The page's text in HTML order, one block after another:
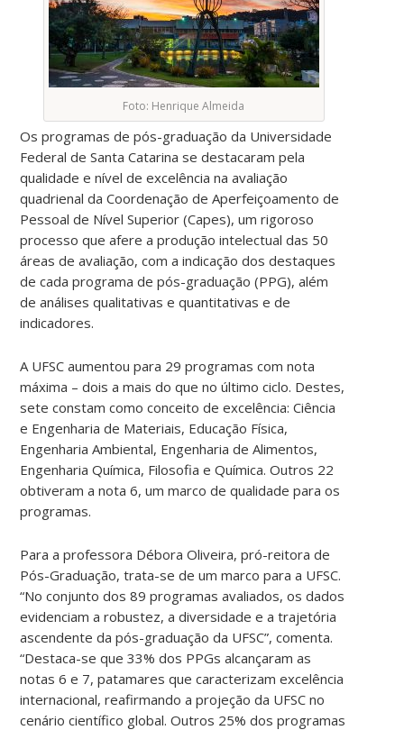
Foto: Henrique Almeida
Os programas de pós-graduação da Universidade
Federal de Santa Catarina se destacaram pela
qualidade e nível de excelência na avaliação
quadrienal da Coordenação de Aperfeiçoamento de
Pessoal de Nível Superior (Capes), um rigoroso
processo que afere a produção intelectual das 50
áreas de avaliação, com a indicação dos destaques
de cada programa de pós-graduação (PPG), além
de análises qualitativas e quantitativas e de
indicadores.
A UFSC aumentou para 29 programas com nota
máxima – dois a mais do que no último ciclo. Destes,
sete constam como conceito de excelência: Ciência
e Engenharia de Materiais, Educação Física,
Engenharia Ambiental, Engenharia de Alimentos,
Engenharia Química, Filosofia e Química. Outros 22
obtiveram a nota 6, um marco de qualidade para os
programas.
Para a professora Débora Oliveira, pró-reitora de
Pós-Graduação, trata-se de um marco para a UFSC.
“No conjunto dos 89 programas avaliados, os dados
evidenciam a robustez, a diversidade e a trajetória
ascendente da pós-graduação da UFSC”, comenta.
“Destaca-se que 33% dos PPGs alcançaram as
notas 6 e 7, patamares que caracterizam excelência
internacional, reafirmando a projeção da UFSC no
cenário científico global. Outros 25% dos programas